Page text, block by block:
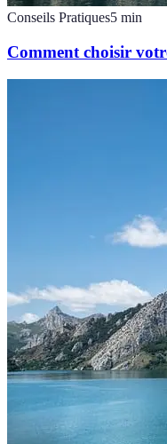
Conseils Pratiques5 min
Comment choisir